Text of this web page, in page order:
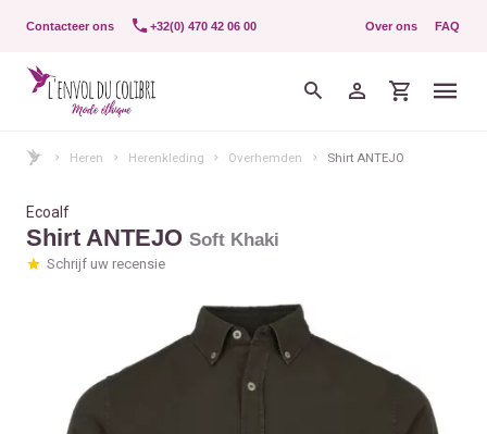
Contacteer ons +32(0) 470 42 06 00 Over ons FAQ
Heren Herenkleding Overhemden Shirt ANTEJO
Ecoalf
Shirt ANTEJO Soft Khaki
Schrijf uw recensie